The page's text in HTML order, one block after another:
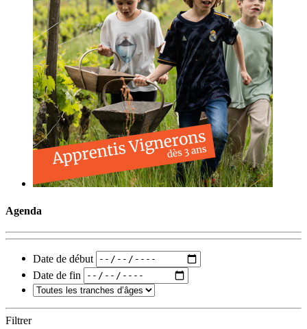
Agenda
Date de début
Date de fin
Filtrer